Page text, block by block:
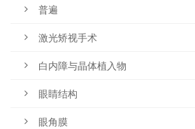
普遍
激光矫视手术
白内障与晶体植入物
眼睛结构
眼角膜